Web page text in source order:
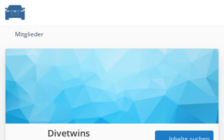
Mitglieder
Divetwins